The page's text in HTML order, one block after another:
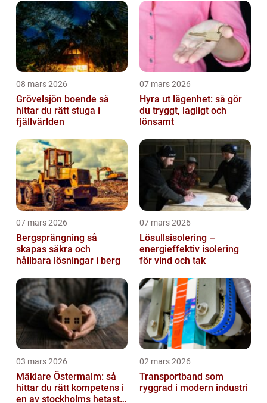
08 mars 2026
Grövelsjön boende så
hittar du rätt stuga i
fjällvärlden
07 mars 2026
Hyra ut lägenhet: så gör
du tryggt, lagligt och
lönsamt
07 mars 2026
Bergsprängning så
skapas säkra och
hållbara lösningar i berg
07 mars 2026
Lösullsisolering –
energieffektiv isolering
för vind och tak
03 mars 2026
Mäklare Östermalm: så
hittar du rätt kompetens i
en av stockholms hetaste
02 mars 2026
Transportband som
ryggrad i modern industri